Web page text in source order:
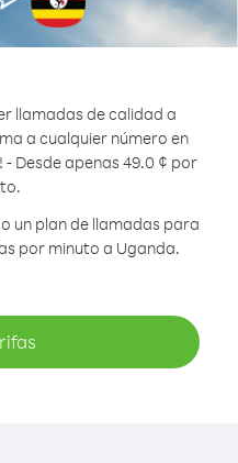
llamadas de calidad a
a cualquier número en
Desde apenas 49.0 ¢ por
un plan de llamadas para
por minuto a Uganda.